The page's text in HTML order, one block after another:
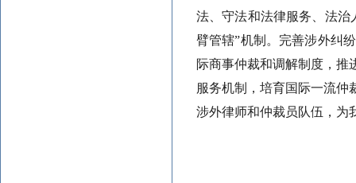
法、守法和法律服务、法治
臂管辖”机制。完善涉外纠
际商事仲裁和调解制度，推
服务机制，培育国际一流仲
涉外律师和仲裁员队伍，为